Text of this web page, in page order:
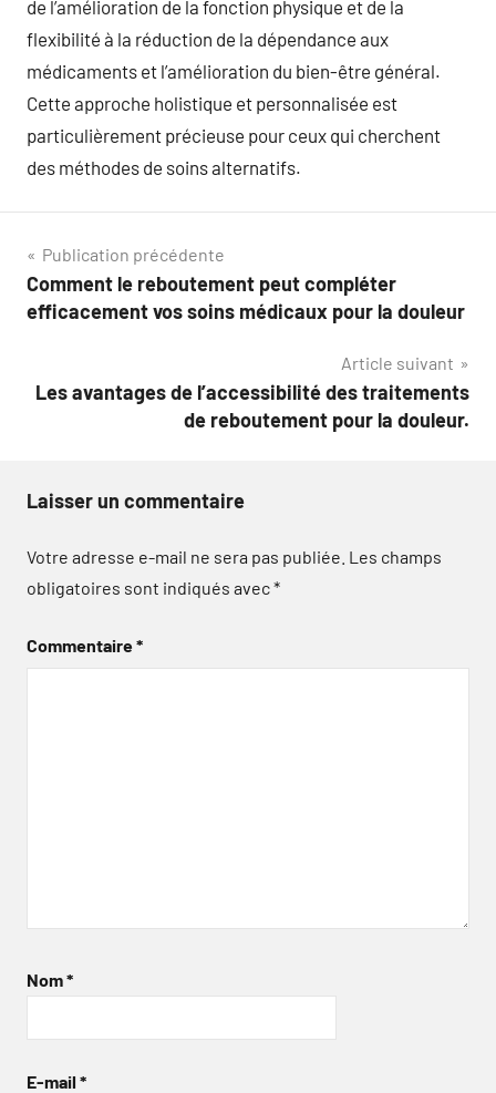
de l’amélioration de la fonction physique et de la
flexibilité à la réduction de la dépendance aux
médicaments et l’amélioration du bien-être général.
Cette approche holistique et personnalisée est
particulièrement précieuse pour ceux qui cherchent
des méthodes de soins alternatifs.
Navigation
de
Publication précédente
Comment le reboutement peut compléter
efficacement vos soins médicaux pour la douleur
Article suivant
Les avantages de l’accessibilité des traitements
de reboutement pour la douleur.
Laisser un commentaire
Votre adresse e-mail ne sera pas publiée. Les champs
obligatoires sont indiqués avec*
Commentaire*
Nom*
E-mail *